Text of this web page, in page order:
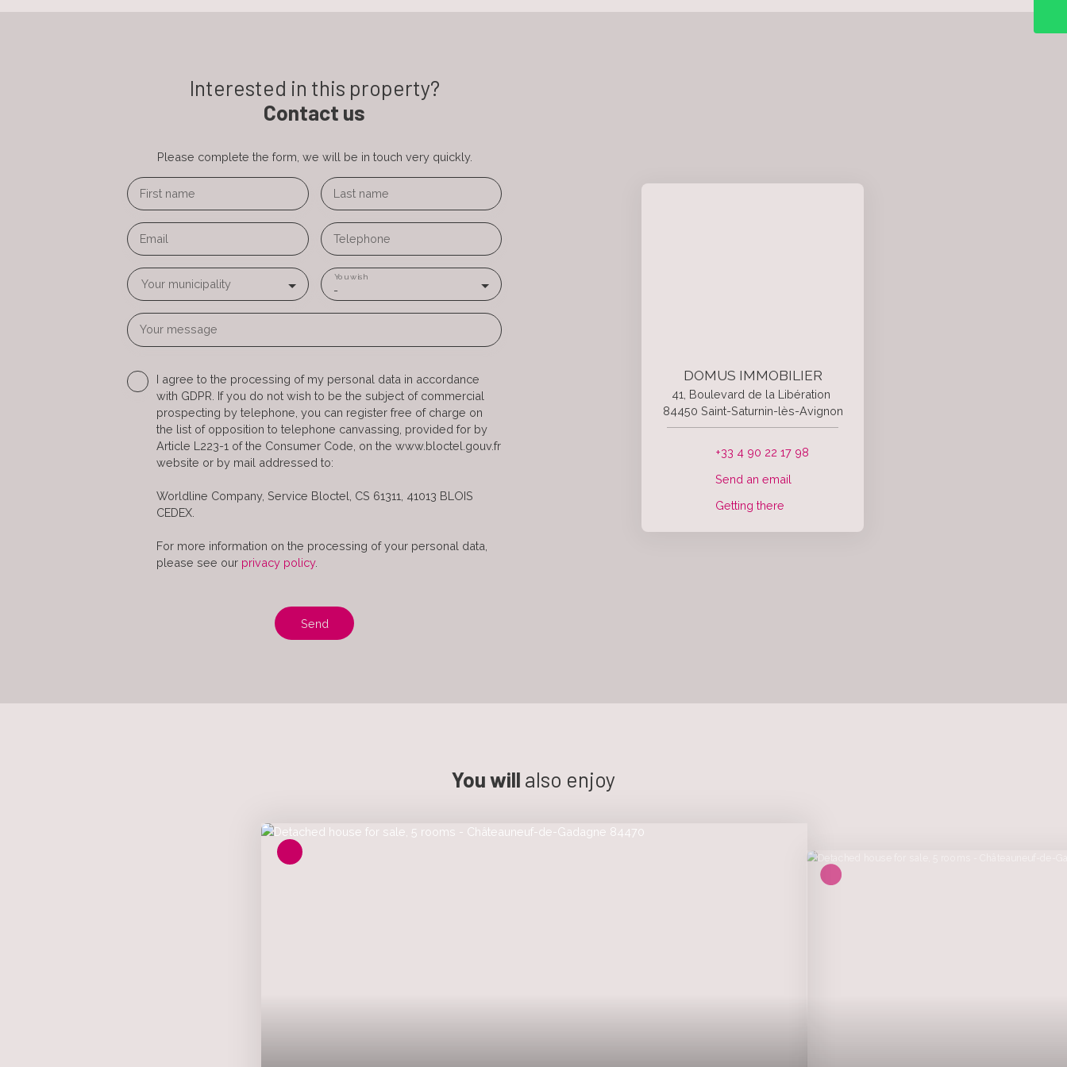
Interested in this property?
Contact us
Please complete the form, we will be in touch very quickly.
First name Last name
Email Telephone
Your municipality -
You wish
Your message
I agree to the processing of my personal data in accordance
with GDPR. If you do not wish to be the subject of commercial
prospecting by telephone, you can register free of charge on
the list of opposition to telephone canvassing, provided for by
Article L223-1 of the Consumer Code, on the www.bloctel.gouv.fr
website or by mail addressed to:
Worldline Company, Service Bloctel, CS 61311, 41013 BLOIS
CEDEX.
For more information on the processing of your personal data,
please see our privacy policy.
Send
DOMUS IMMOBILIER
41, Boulevard de la Libération
84450 Saint-Saturnin-lès-Avignon
+33 4 90 22 17 98
Send an email
Getting there
You will also enjoy